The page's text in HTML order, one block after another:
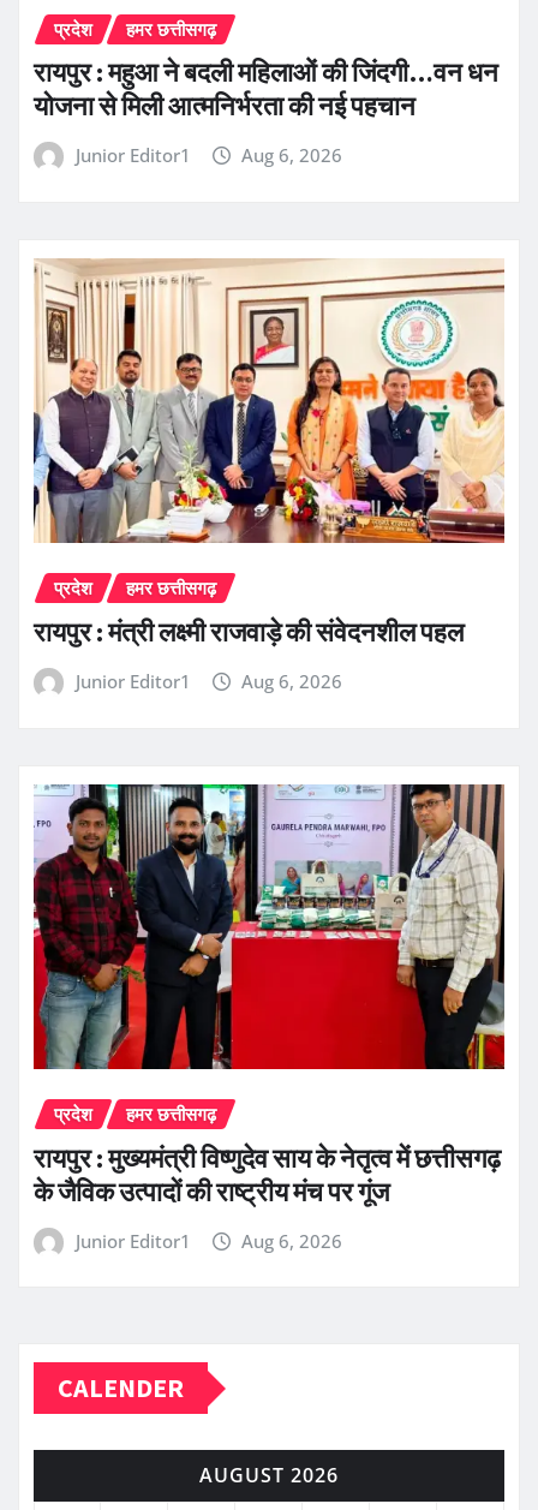
प्रदेश हमर छत्तीसगढ़
रायपुर : महुआ ने बदली महिलाओं की जिंदगी…वन धन
योजना से मिली आत्मनिर्भरता की नई पहचान
Junior Editor1 Aug 6, 2026
प्रदेश हमर छत्तीसगढ़
रायपुर : मंत्री लक्ष्मी राजवाड़े की संवेदनशील पहल
Junior Editor1 Aug 6, 2026
प्रदेश हमर छत्तीसगढ़
रायपुर : मुख्यमंत्री विष्णुदेव साय के नेतृत्व में छत्तीसगढ़
के जैविक उत्पादों की राष्ट्रीय मंच पर गूंज
Junior Editor1 Aug 6, 2026
CALENDER
AUGUST 2026